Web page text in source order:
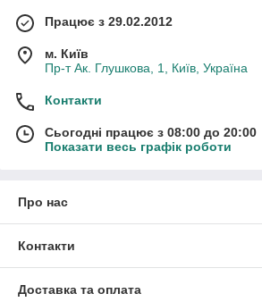
Працює з 29.02.2012
м. Київ
Пр-т Ак. Глушкова, 1, Київ, Україна
Контакти
Сьогодні працює з 08:00 до 20:00
Показати весь графік роботи
Про нас
Контакти
Доставка та оплата